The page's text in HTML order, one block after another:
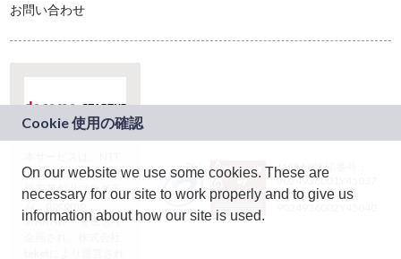
お問い合わせ
ドコモグループの新
規事業創出プログラ
ム「docomo
STARTUP」を通じて
JASRAC許諾番号：
9024936001Y45037
JASRAC許諾番号：
On our website we use some cookies. These are
necessary for our site to work properly and to give us
information about how our site is used.